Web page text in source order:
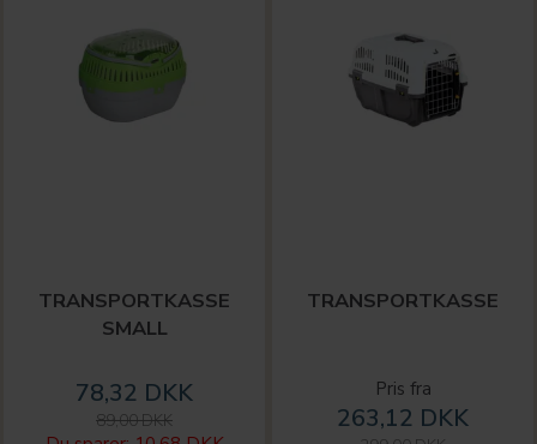
TRANSPORTKASSE
SMALL
78,32 DKK
89,00 DKK
TRANSPORTKASSE
Pris fra
263,12 DKK